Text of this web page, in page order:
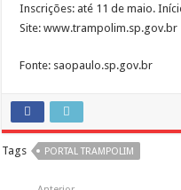
Inscrições: até 11 de maio.
Site: www.trampolim.sp.gov.br
Fonte: saopaulo.sp.gov.br
Tags PORTAL TRAMPOLIM